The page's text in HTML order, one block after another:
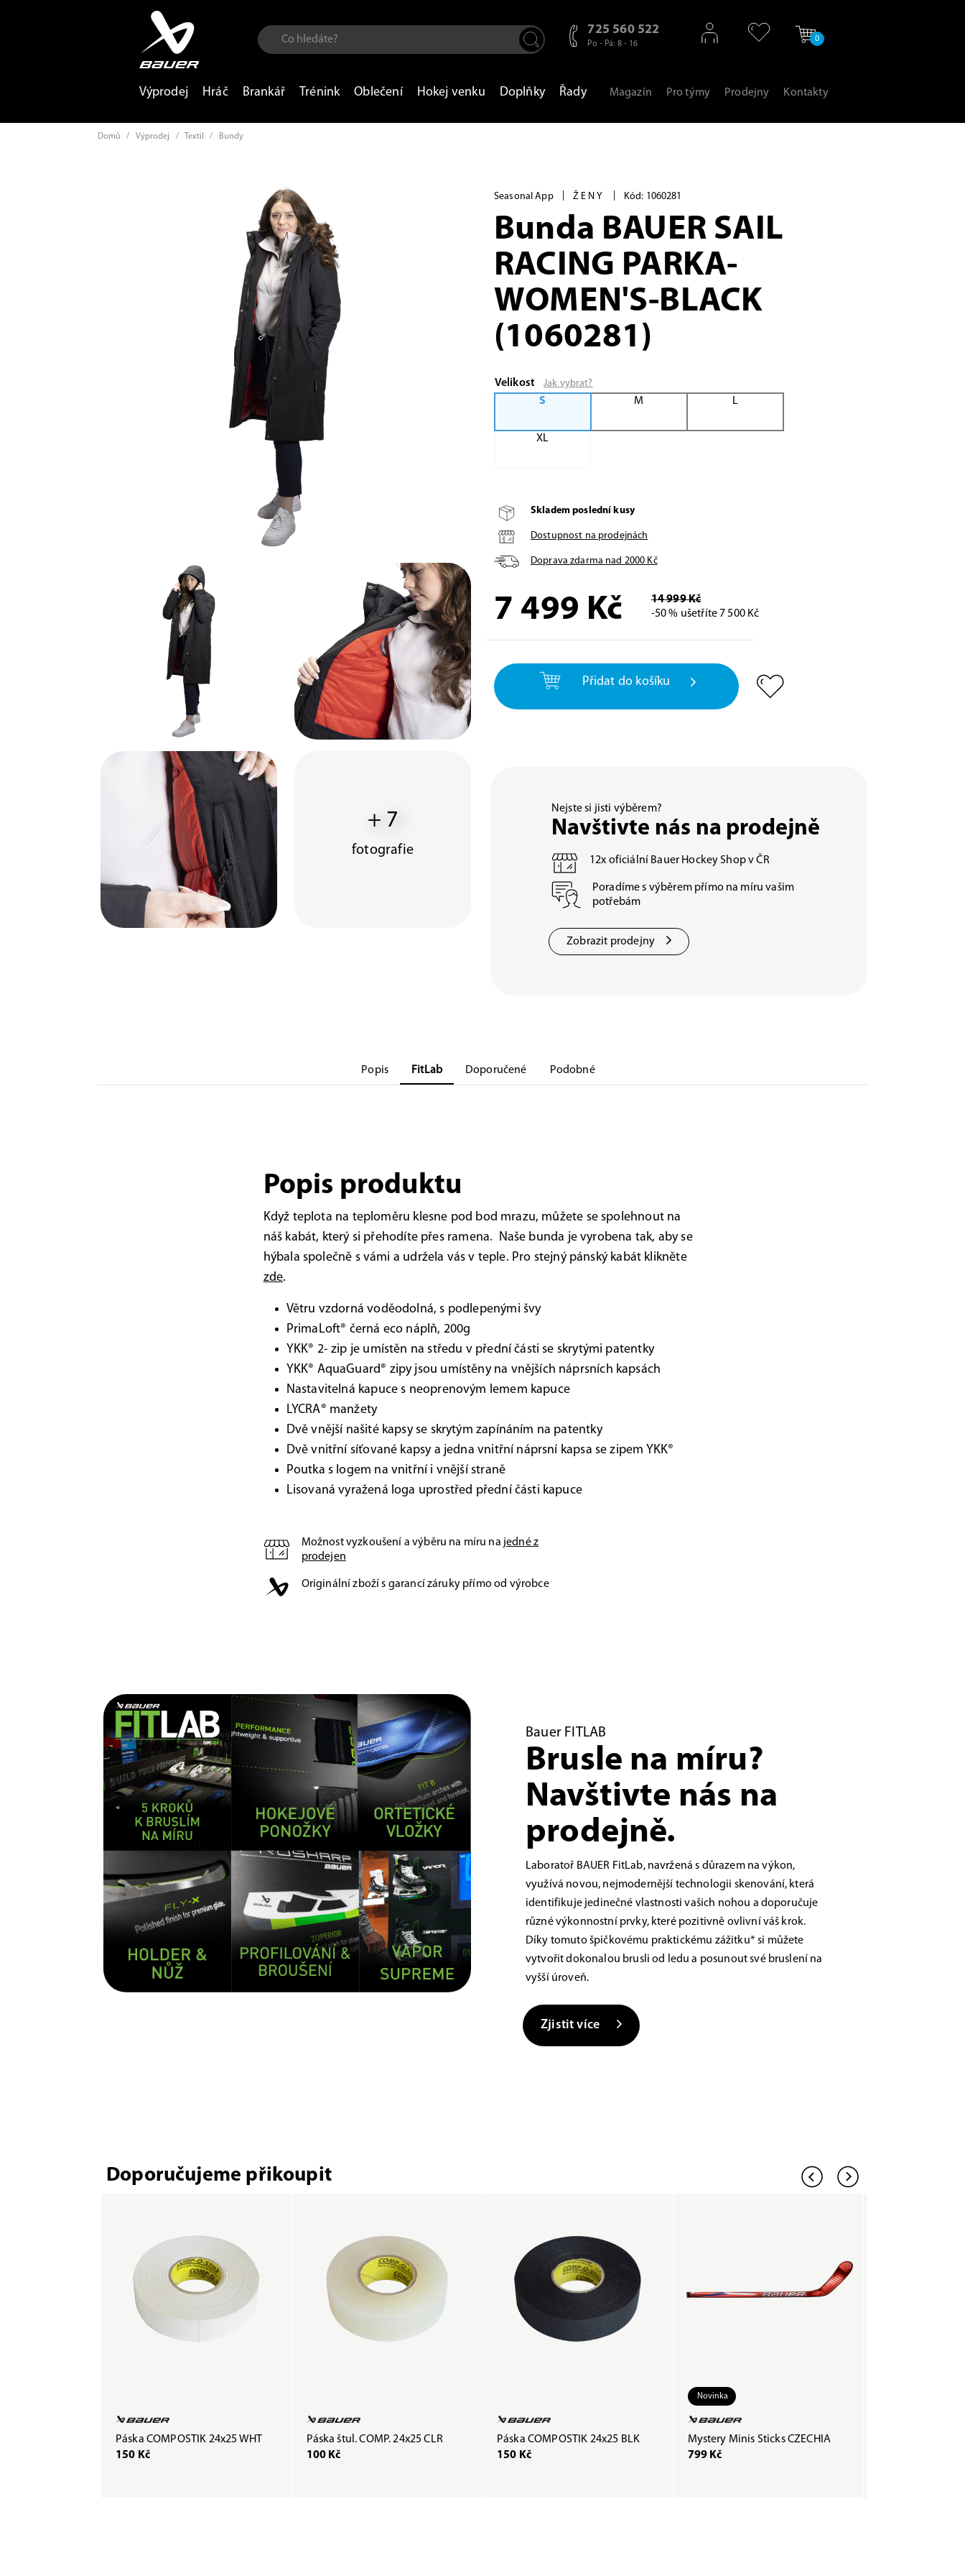
725 560 522
Po - Pá: 8 - 16
0
Výprodej Hráč Brankář Trénink Oblečení Hokej venku Doplňky Řady Magazín Pro týmy Prodejny Kontakty
Domů / Výprodej / Textil / Bundy
+ 7
fotografie
Seasonal App ŽENY Kód: 1060281
Bunda BAUER SAIL
RACING PARKA-
WOMEN'S-BLACK
(1060281)
Velikost Jak vybrat?
S M L
XL
Skladem poslední kusy
Dostupnost na prodejnách
Doprava zdarma nad 2000 Kč
7 499 Kč
14 999 Kč
-50 % ušetříte 7 500 Kč
Přidat do košíku
Nejste si jisti výběrem?
Navštivte nás na prodejně
12x oficiální Bauer Hockey Shop v ČR
Poradíme s výběrem přímo na míru vašim
potřebám
Zobrazit prodejny
Popis FitLab Doporučené Podobné
Popis produktu
Když teplota na teploměru klesne pod bod mrazu, můžete se spolehnout na
náš kabát, který si přehodíte přes ramena. Naše bunda je vyrobena tak, aby se
hýbala společně s vámi a udržela vás v teple. Pro stejný pánský kabát klikněte
zde.
Větru vzdorná voděodolná, s podlepenými švy
PrimaLoft® černá eco náplň, 200g
YKK® 2- zip je umístěn na středu v přední části se skrytými patentky
YKK® AquaGuard® zipy jsou umístěny na vnějších náprsních kapsách
Nastavitelná kapuce s neoprenovým lemem kapuce
LYCRA® manžety
Dvě vnější našité kapsy se skrytým zapínáním na patentky
Dvě vnitřní síťované kapsy a jedna vnitřní náprsní kapsa se zipem YKK®
Poutka s logem na vnitřní i vnější straně
Lisovaná vyražená loga uprostřed přední části kapuce
Možnost vyzkoušení a výběru na míru na jedné z
prodejen
Originální zboží s garancí záruky přímo od výrobce
Bauer FITLAB
Brusle na míru?
Navštivte nás na
prodejně.
Laboratoř BAUER FitLab, navržená s důrazem na výkon,
využívá novou, nejmodernější technologii skenování, která
identifikuje jedinečné vlastnosti vašich nohou a doporučuje
různé výkonnostní prvky, které pozitivně ovlivní váš krok.
Díky tomuto špičkovému praktickému zážitku* si můžete
vytvořit dokonalou brusli od ledu a posunout své bruslení na
vyšší úroveň.
Zjistit více
Doporučujeme přikoupit
Páska COMPOSTIK 24x25 WHT
150 Kč
Páska štul. COMP. 24x25 CLR
100 Kč
Páska COMPOSTIK 24x25 BLK
150 Kč
Novinka
Mystery Minis Sticks CZECHIA
799 Kč